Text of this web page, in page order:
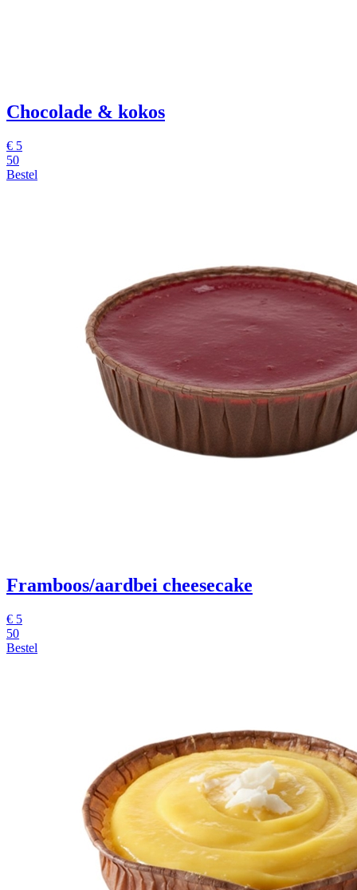
Chocolade & kokos
€ 5
50
Bestel
Framboos/aardbei cheesecake
€ 5
50
Bestel